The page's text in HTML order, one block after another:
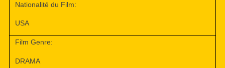
Nationalité du Film:
USA
Film Genre:
DRAMA